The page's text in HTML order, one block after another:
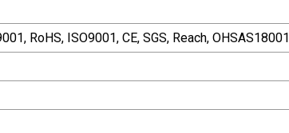
RoHS, ISO9001, CE, SGS, Reach, OHSAS18001